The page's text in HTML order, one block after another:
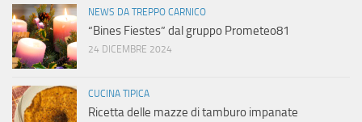
NEWS DA TREPPO CARNICO
“Bines Fiestes” dal gruppo Prometeo81
24 DICEMBRE 2024
CUCINA TIPICA
Ricetta delle mazze di tamburo impanate